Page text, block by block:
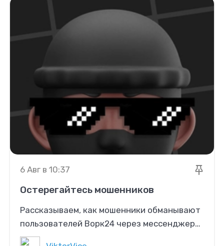
6 Авг в 10:37
Остерегайтесь мошенников
Рассказываем, как мошенники обманывают
пользователей Ворк24 через мессенджеры
и фейковые ссылки на оплату — и как